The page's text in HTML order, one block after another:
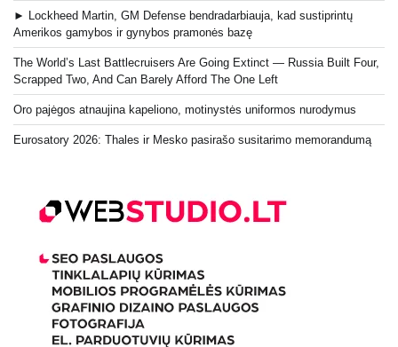
► Lockheed Martin, GM Defense bendradarbiauja, kad sustiprintų
Amerikos gamybos ir gynybos pramonės bazę
The World’s Last Battlecruisers Are Going Extinct — Russia Built Four,
Scrapped Two, And Can Barely Afford The One Left
Oro pajėgos atnaujina kapeliono, motinystės uniformos nurodymus
Eurosatory 2026: Thales ir Mesko pasirašo susitarimo memorandumą